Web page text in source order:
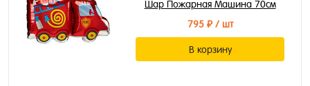
Шар Пожарная Машина 70см
795 ₽/ шт
В корзину